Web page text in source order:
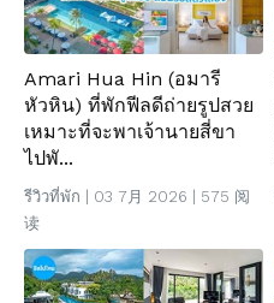
Amari Hua Hin (อมารี
หัวหิน) ที่พักฟีลดีถ่ายรูปสวย
เหมาะที่จะพาเจ้านายสี่ขา
ไปพั...
รีวิวที่พัก | 03 7月 2026 | 575 阅
读